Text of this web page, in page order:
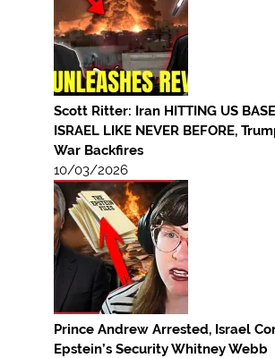
Scott Ritter: Iran HITTING US
ISRAEL LIKE NEVER BEFORE,
War Backfires
10/03/2026
Prince Andrew Arrested, Israel
Epstein’s Security Whitney Webb